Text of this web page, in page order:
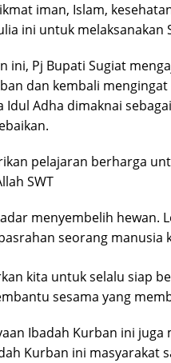
iman, Islam,
ini untuk melaksanakan
ini, Pj Bupati Sugiat
dan kembali
Idul Adha dimaknai
pelajaran berharga
SWT
menyembelih hewan.
seorang manusia
kita untuk selalu siap
sesama yang
Ibadah Kurban ini
Kurban ini masyarakat